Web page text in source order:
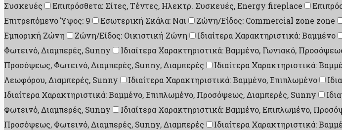
Συσκευές
Επιπρόσθετα: Σίτες, Τέντες, Ηλεκτρ. Συσκευές, Energy fireplace
Επιτρεπόμενο Ύψος: 9
Εσωτερική Σκάλα: Ναι Ζώνη/Είδος: Commercial zone zone
Εμπορική Ζώνη
Ζώνη/Είδος: Οικιστική Ζώνη Ιδιαίτερα Χαρακτηριστικά: Βαμμένο
Φωτεινό, Διαμπερές, Sunny
Ιδιαίτερα Χαρακτηριστικά: Βαμμένο, Γωνιακό,
Προσόψεως, Φωτεινό, Διαμπερές, Sunny, Διαμπερές
Ιδιαίτερα Χαρακτηριστικά:
Λεωφόρου, Διαμπερές, Sunny
Ιδιαίτερα Χαρακτηριστικά: Βαμμένο, Επιπλωμένο
Ιδιαίτερα Χαρακτηριστικά: Βαμμένο, Επιπλωμένο, Προσόψεως, Διαμπερές, Sunny
Φωτεινό, Διαμπερές, Sunny
Ιδιαίτερα Χαρακτηριστικά: Βαμμένο, Επιπλωμένο,
Προσόψεως, Φωτεινό, Διαμπερές, Sunny, Διαμπερές
Ιδιαίτερα Χαρακτηριστικά: